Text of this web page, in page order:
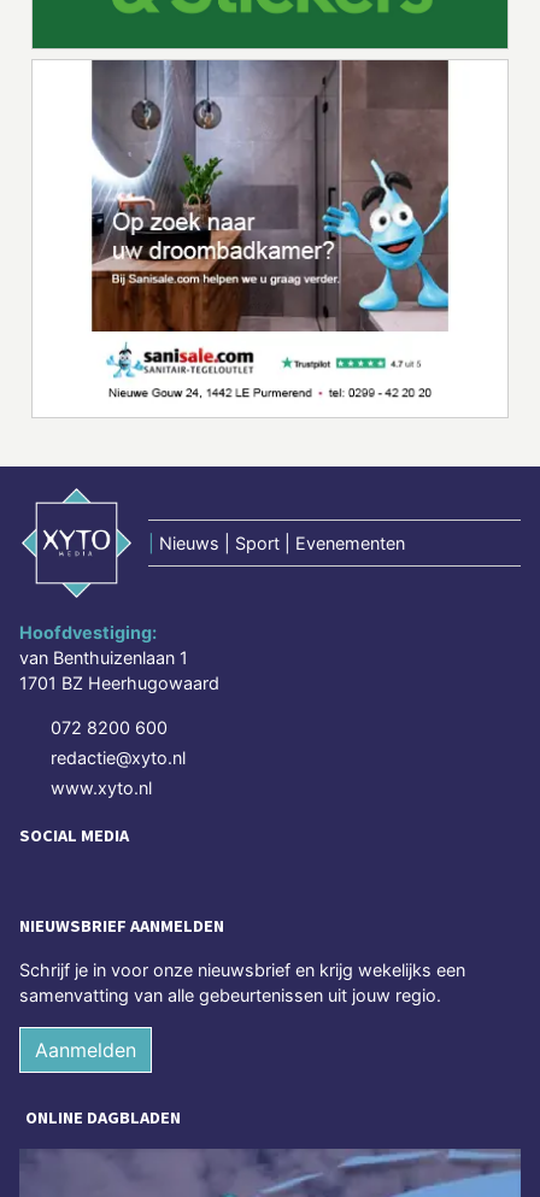
Nieuws | Sport | Evenementen
Hoofdvestiging:
van Benthuizenlaan 1
1701 BZ Heerhugowaard
072 8200 600
redactie@xyto.nl
www.xyto.nl
SOCIAL MEDIA
NIEUWSBRIEF AANMELDEN
Schrijf je in voor onze nieuwsbrief en krijg wekelijks een
samenvatting van alle gebeurtenissen uit jouw regio.
Aanmelden
ONLINE DAGBLADEN